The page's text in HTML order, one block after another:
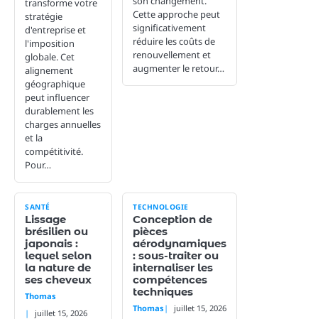
transforme votre
stratégie
d'entreprise et
l'imposition
globale. Cet
alignement
géographique
peut influencer
durablement les
charges annuelles
et la
compétitivité.
Pour…
Cette approche peut
significativement
réduire les coûts de
renouvellement et
augmenter le retour…
SANTÉ
Lissage
brésilien ou
japonais :
lequel selon
la nature de
ses cheveux
Thomas
juillet 15, 2026
TECHNOLOGIE
Conception de
pièces
aérodynamiques
: sous-traiter ou
internaliser les
compétences
techniques
Thomas juillet 15, 2026